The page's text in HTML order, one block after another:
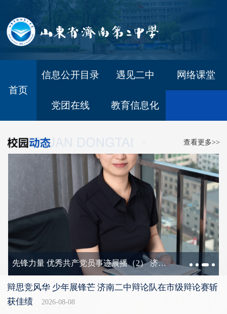
首页
信息公开目录 遇见二中
二中概况
校友风采
对外交流
媒体聚焦
平安校园
网络课堂
课程网站
党团在线 教育信息化
查看更多>>
先锋力量 优秀共产党员事迹展播（2） 济南市教育系统优秀共产党员王童童
辩思竞风华 少年展锋芒 济南二中辩论队在市级辩论赛斩
获佳绩
2026-08-08